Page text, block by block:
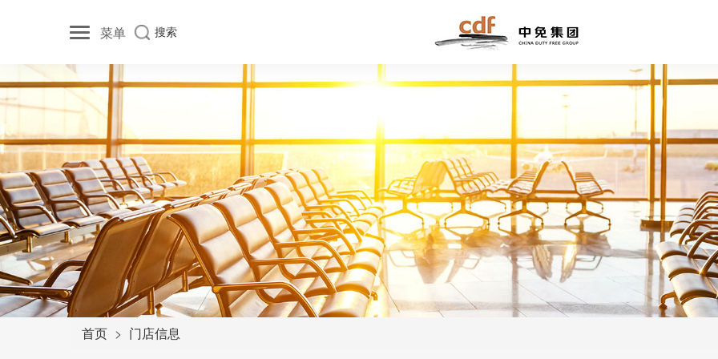
菜单 搜索
首页 门店信息